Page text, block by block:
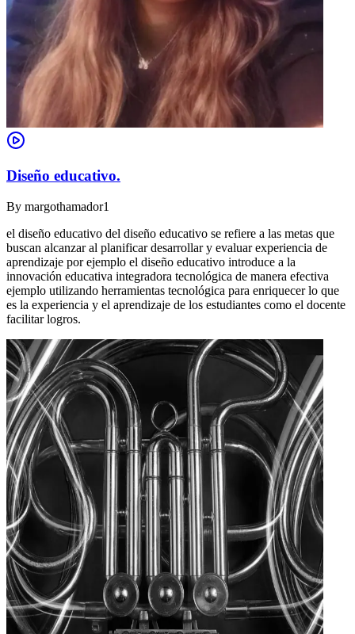
Diseño educativo.
By margothamador1
el diseño educativo del diseño educativo se refiere a las metas que
buscan alcanzar al planificar desarrollar y evaluar experiencia de
aprendizaje por ejemplo el diseño educativo introduce a la
innovación educativa integradora tecnológica de manera efectiva
ejemplo utilizando herramientas tecnológica para enriquecer lo que
es la experiencia y el aprendizaje de los estudiantes como el docente
facilitar logros.